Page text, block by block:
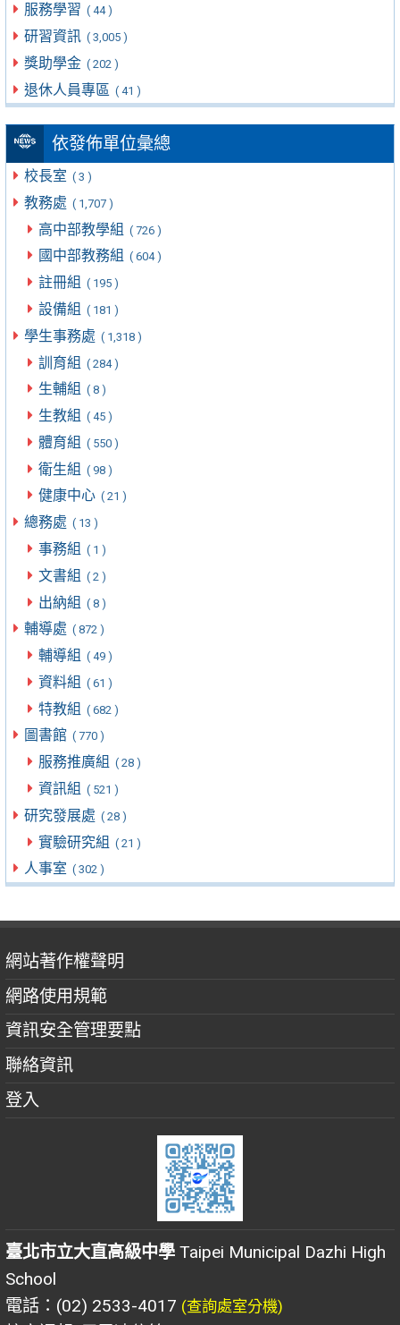
服務學習 ( 44 )
研習資訊 ( 3,005 )
獎助學金 ( 202 )
退休人員專區 ( 41 )
依發佈單位彙總
校長室 ( 3 )
教務處 ( 1,707 )
高中部教學組 ( 726 )
國中部教務組 ( 604 )
註冊組 ( 195 )
設備組 ( 181 )
學生事務處 ( 1,318 )
訓育組 ( 284 )
生輔組 ( 8 )
生教組 ( 45 )
體育組 ( 550 )
衛生組 ( 98 )
健康中心 ( 21 )
總務處 ( 13 )
事務組 ( 1 )
文書組 ( 2 )
出納組 ( 8 )
輔導處 ( 872 )
輔導組 ( 49 )
資料組 ( 61 )
特教組 ( 682 )
圖書館 ( 770 )
服務推廣組 ( 28 )
資訊組 ( 521 )
研究發展處 ( 28 )
實驗研究組 ( 21 )
人事室 ( 302 )
網站著作權聲明
網路使用規範
資訊安全管理要點
聯絡資訊
登入
臺北市立大直高級中學 Taipei Municipal Dazhi High
School
電話：(02) 2533-4017 (查詢處室分機)